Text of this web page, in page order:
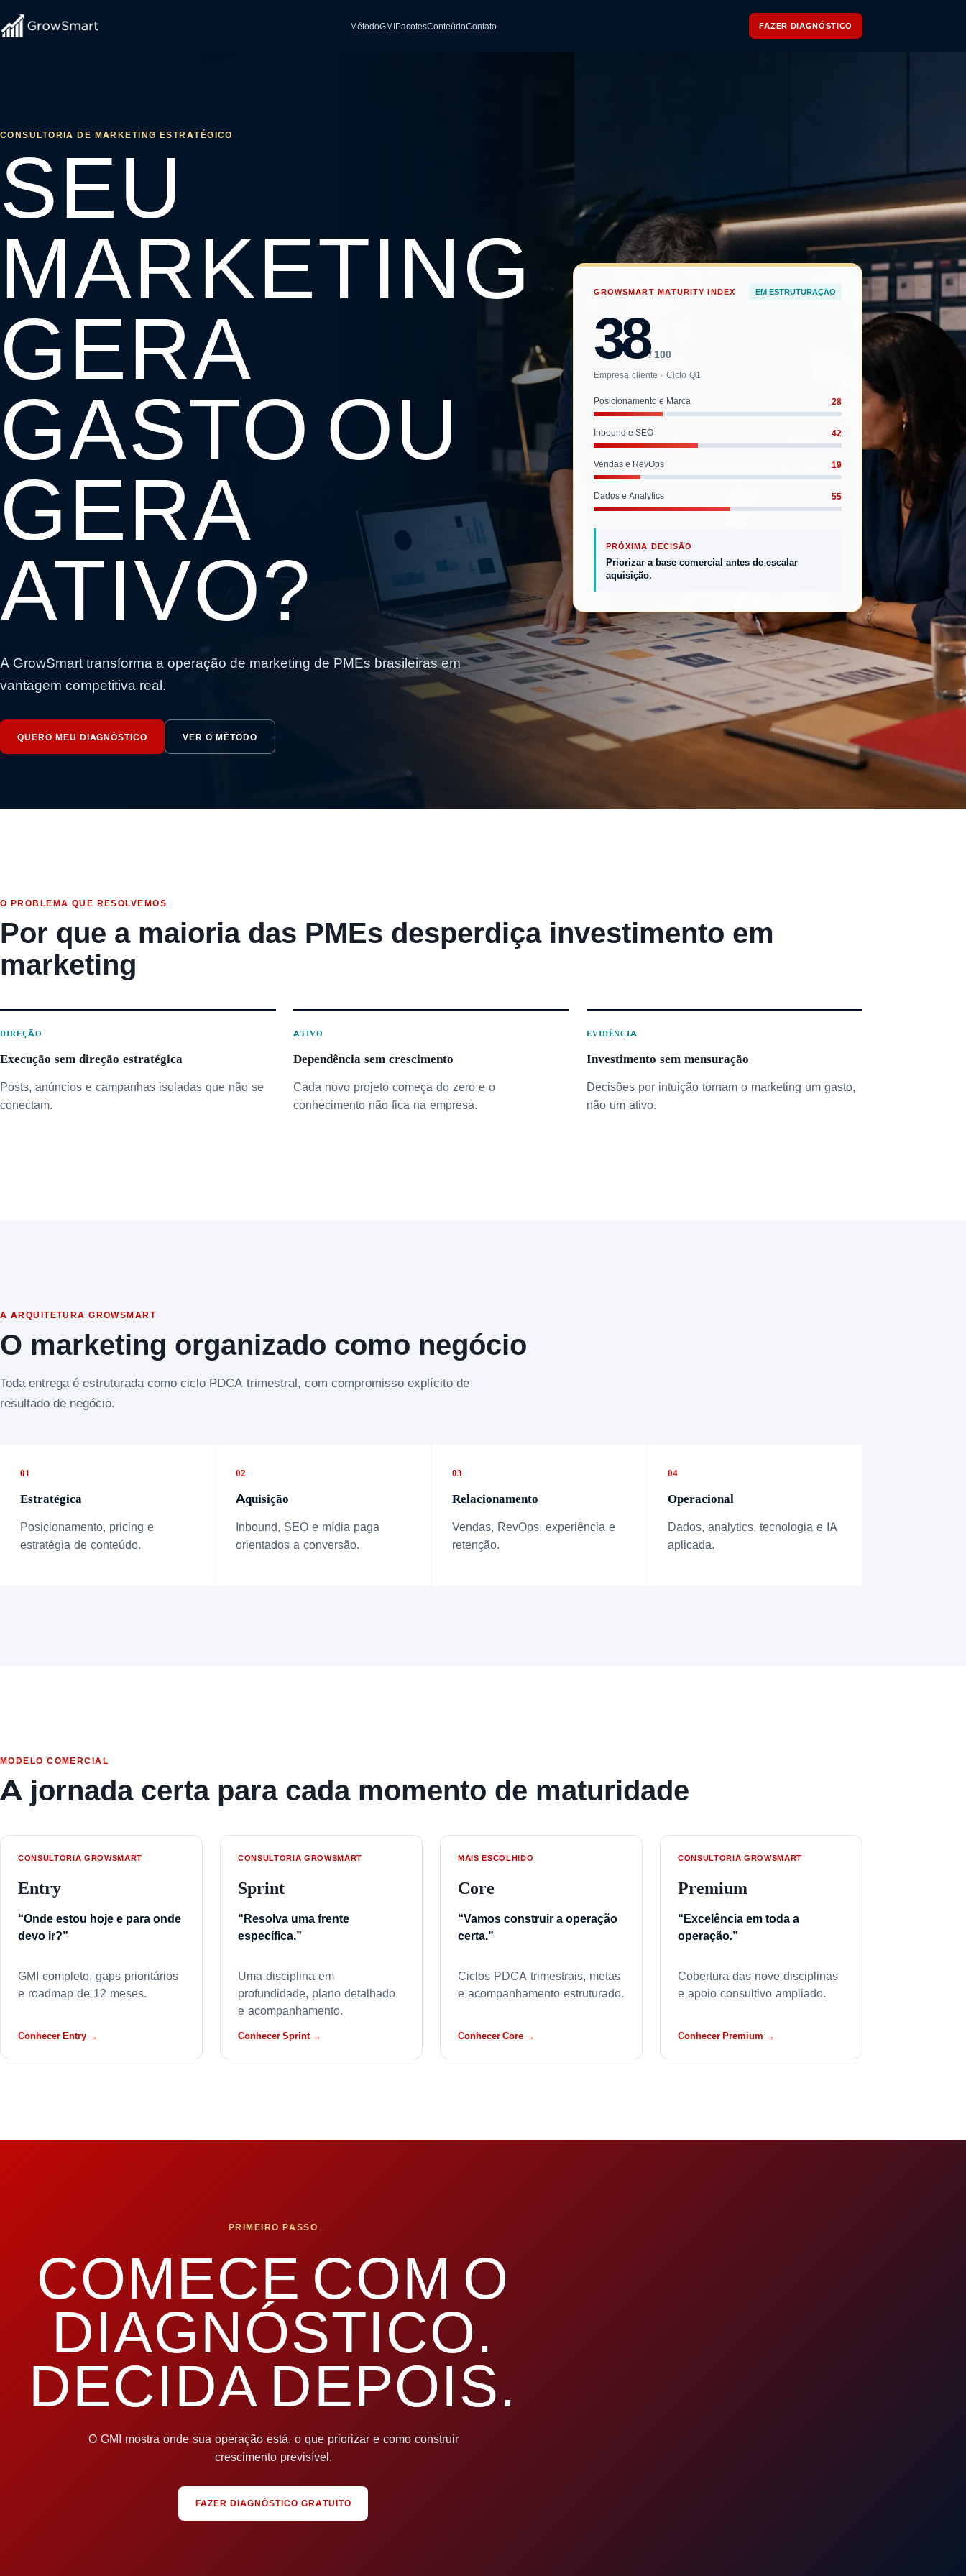
MétodoGMIPacotesConteúdoContato FAZER DIAGNÓSTICO
CONSULTORIA DE MARKETING ESTRATÉGICO
SEU
MARKETING
GERA
GASTO OU
GERA
ATIVO?
A GrowSmart transforma a operação de marketing de PMEs brasileiras em
vantagem competitiva real.
QUERO MEU DIAGNÓSTICO VER O MÉTODO
GROWSMART MATURITY INDEX EM ESTRUTURAÇÃO
38/ 100
Empresa cliente · Ciclo Q1
Posicionamento e Marca 28
Inbound e SEO 42
Vendas e RevOps 19
Dados e Analytics 55
PRÓXIMA DECISÃO
Priorizar a base comercial antes de escalar
aquisição.
O PROBLEMA QUE RESOLVEMOS
Por que a maioria das PMEs desperdiça investimento em
marketing
DIREÇÃO
Execução sem direção estratégica
Posts, anúncios e campanhas isoladas que não se
conectam.
ATIVO
Dependência sem crescimento
Cada novo projeto começa do zero e o
conhecimento não fica na empresa.
EVIDÊNCIA
Investimento sem mensuração
Decisões por intuição tornam o marketing um gasto,
não um ativo.
A ARQUITETURA GROWSMART
O marketing organizado como negócio
Toda entrega é estruturada como ciclo PDCA trimestral, com compromisso explícito de
resultado de negócio.
01
Estratégica
Posicionamento, pricing e
estratégia de conteúdo.
02
Aquisição
Inbound, SEO e mídia paga
orientados a conversão.
03
Relacionamento
Vendas, RevOps, experiência e
retenção.
04
Operacional
Dados, analytics, tecnologia e IA
aplicada.
MODELO COMERCIAL
A jornada certa para cada momento de maturidade
CONSULTORIA GROWSMART
Entry
“Onde estou hoje e para onde
devo ir?”
GMI completo, gaps prioritários
e roadmap de 12 meses.
Conhecer Entry →
CONSULTORIA GROWSMART
Sprint
“Resolva uma frente
específica.”
Uma disciplina em
profundidade, plano detalhado
e acompanhamento.
Conhecer Sprint →
MAIS ESCOLHIDO
Core
“Vamos construir a operação
certa.”
Ciclos PDCA trimestrais, metas
e acompanhamento estruturado.
Conhecer Core →
CONSULTORIA GROWSMART
Premium
“Excelência em toda a
operação.”
Cobertura das nove disciplinas
e apoio consultivo ampliado.
Conhecer Premium →
PRIMEIRO PASSO
COMECE COM O
DIAGNÓSTICO.
DECIDA DEPOIS.
O GMI mostra onde sua operação está, o que priorizar e como construir
crescimento previsível.
FAZER DIAGNÓSTICO GRATUITO